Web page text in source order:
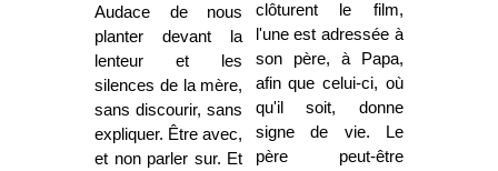
Audace de nous
planter devant la
lenteur et les
silences de la mère,
sans discourir, sans
expliquer. Être avec,
et non parler sur. Et
clôturent le film,
l'une est adressée à
son père, à Papa,
afin que celui-ci, où
qu'il soit, donne
signe de vie. Le
père peut-être